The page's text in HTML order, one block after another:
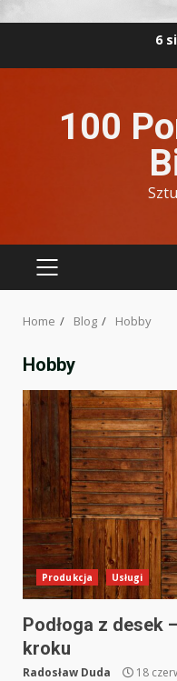
6
100
PRIMARY
Home Blog Hobby
Hobby
Produkcja Usługi
Podłoga z desek
kroku
Radosław Duda 18